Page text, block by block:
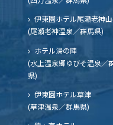
伊東園ホテル尾瀬老神
(尾瀬老神温泉／群馬県)
ホテル湯の陣
(水上温泉郷ゆびそ温泉／
県)
伊東園ホテル草津
(草津温泉／群馬県)